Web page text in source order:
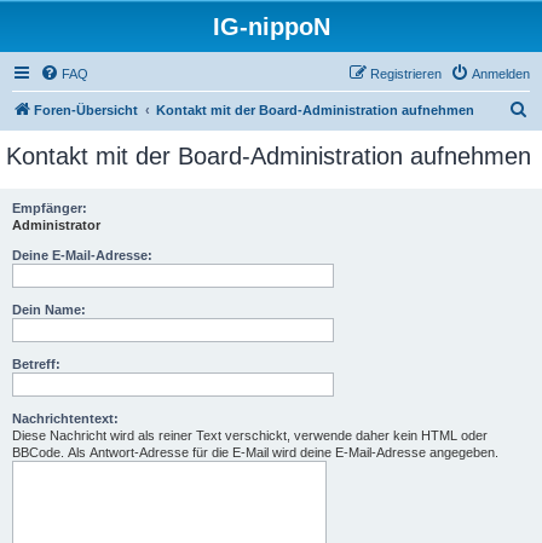
IG-nippoN
FAQ Anmelden
Registrieren
Foren-Übersicht Kontakt mit der Board-Administration aufnehmen
c
Kontakt mit der Board-Administration aufnehmen
Empfänger:
Administrator
Deine E-Mail-Adresse:
Dein Name:
Betreff:
Nachrichtentext:
Diese Nachricht wird als reiner Text verschickt, verwende daher kein HTML oder
BBCode. Als Antwort-Adresse für die E-Mail wird deine E-Mail-Adresse angegeben.